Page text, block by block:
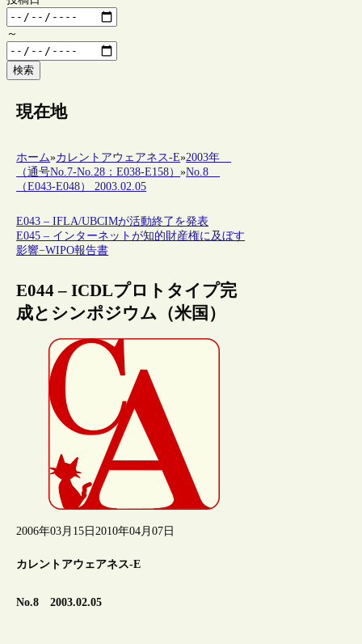
～
検索
現在地
ホーム»カレントアウェアネス-E»2003年
（通号No.7-No.28：E038-E158）»No.8
（E043-E048） 2003.02.05
E043 – IFLA/UBCIMが活動終了を発表
E045 – インターネットが知的財産権に及ぼす
影響−WIPO報告書
E044 – ICDLプロトタイプ完
成とシンポジウム（米国）
2006年03月15日 2010年04月07日
カレントアウェアネス-E
No.8 2003.02.05